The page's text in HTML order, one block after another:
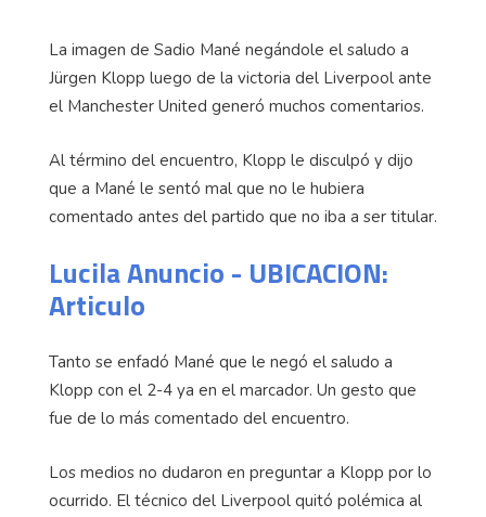
La imagen de Sadio Mané negándole el saludo a
Jürgen Klopp luego de la victoria del Liverpool ante
el Manchester United generó muchos comentarios.
Al término del encuentro, Klopp le disculpó y dijo
que a Mané le sentó mal que no le hubiera
comentado antes del partido que no iba a ser titular.
Lucila Anuncio - UBICACION:
Articulo
Tanto se enfadó Mané que le negó el saludo a
Klopp con el 2-4 ya en el marcador. Un gesto que
fue de lo más comentado del encuentro.
Los medios no dudaron en preguntar a Klopp por lo
ocurrido. El técnico del Liverpool quitó polémica al